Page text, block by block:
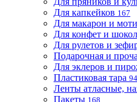
Для капкейков 167
Для макарон и моти
Для конфет и
Для рулетов и
Подарочная и
Для эклеров и
Пластиковая тара 94
Ленты атласные,
Пакеты 168